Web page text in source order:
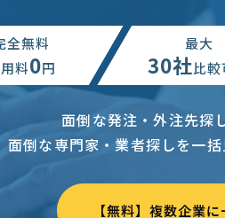
全無料
料0円
最大
30社比
面倒な発注・外注先探
面倒な専門家・業者探しを一
【無料】複数企業